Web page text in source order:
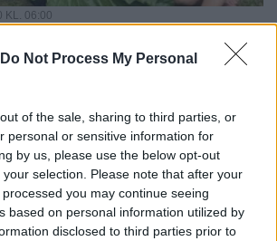
Do Not Process My Personal
of the sale, sharing to third parties, or
personal or sensitive information for
by us, please use the below opt-out
selection. Please note that after your
you may continue seeing
based on personal information utilized by
disclosed to third parties prior to
KL. 06:00
gör de bubbel av rabarbern